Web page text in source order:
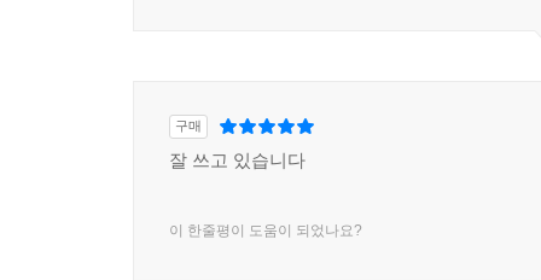
구매
잘 쓰고 있습니다
이 한줄평이 도움이 되었나요?